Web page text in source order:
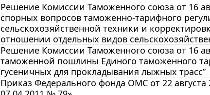
Решение Комиссии Таможенного союза от 16
спорных вопросов таможенно-тарифного
сельскохозяйственной техники и
отношении отдельных видов
Решение Комиссии Таможенного союза от 16
таможенной пошлины Единого таможенного
гусеничных для прокладывания лыжных трасс”
Приказ Федерального фонда ОМС от 22